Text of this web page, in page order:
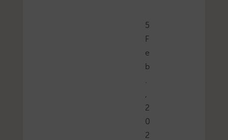
5
F
e
b
.
,
2
0
2